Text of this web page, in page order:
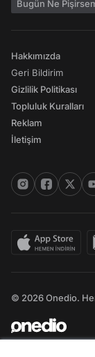
Bugün Ne
Hakkımızda
Geri Bildirim
Gizlilik Politikası
Topluluk Kuralları
Reklam
İletişim
© 2026 Onedio. Her